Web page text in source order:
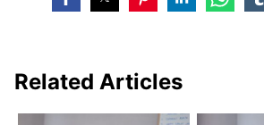
Related Articles